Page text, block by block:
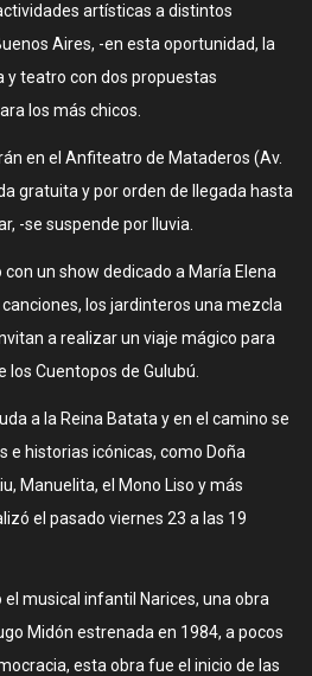
artísticas a distintos
Aires, -en esta oportunidad, la
y teatro con dos propuestas
los más chicos.
en el Anfiteatro de Mataderos (Av.
gratuita y por orden de llegada hasta
-se suspende por lluvia.
un show dedicado a María Elena
los jardinteros una mezcla
a realizar un viaje mágico para
Cuentopos de Gulubú.
a la Reina Batata y en el camino se
e historias icónicas, como Doña
Manuelita, el Mono Liso y más
el pasado viernes 23 a las 19
musical infantil Narices, una obra
Midón estrenada en 1984, a pocos
esta obra fue el inicio de las